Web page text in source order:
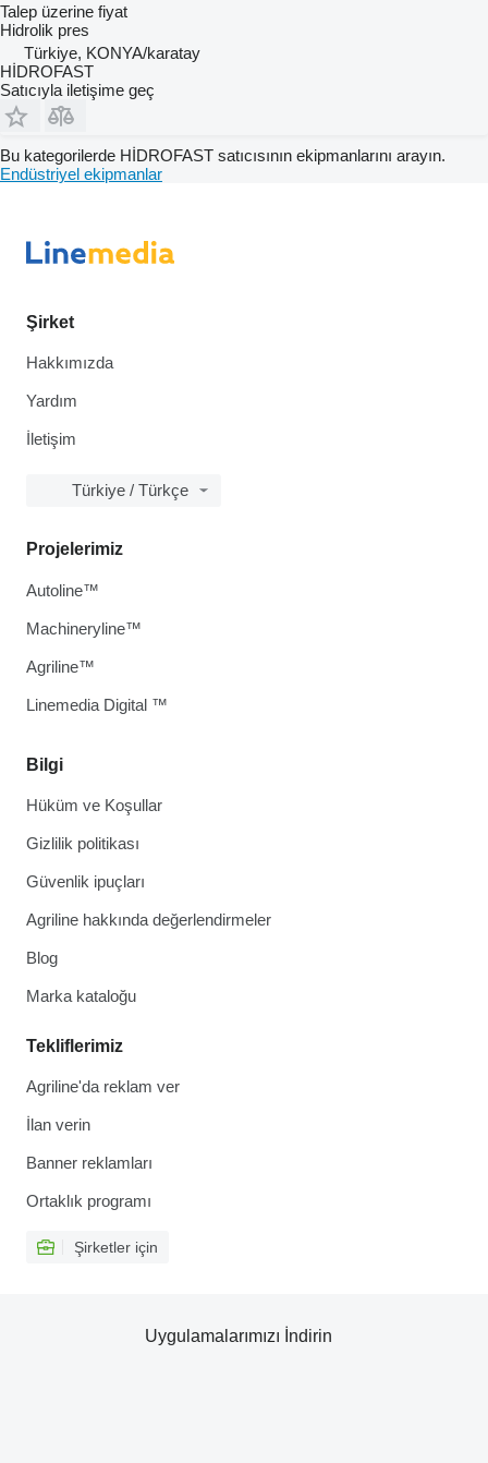
Talep üzerine fiyat
Hidrolik pres
Türkiye, KONYA/karatay
HİDROFAST
Satıcıyla iletişime geç
Bu kategorilerde HİDROFAST satıcısının ekipmanlarını arayın.
Endüstriyel ekipmanlar
Şirket
Hakkımızda
Yardım
İletişim
Türkiye / Türkçe
Bilgi
Hüküm ve Koşullar
Gizlilik politikası
Güvenlik ipuçları
Agriline hakkında değerlendirmeler
Blog
Marka kataloğu
Tekliflerimiz
Agriline'da reklam ver
İlan verin
Banner reklamları
Ortaklık programı
Şirketler için
Projelerimiz
Autoline™
Machineryline™
Agriline™
Linemedia Digital ™
Uygulamalarımızı İndirin